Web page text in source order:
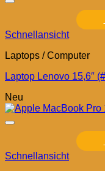
Schnellansicht
Laptops / Computer
Laptop Lenovo 15,6″
Neu
Schnellansicht